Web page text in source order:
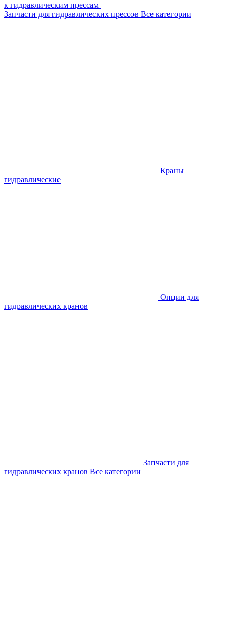
к гидравлическим прессам
Запчасти для гидравлических прессов Все категории
Краны
гидравлические
Опции для
гидравлических кранов
Запчасти для
гидравлических кранов Все категории